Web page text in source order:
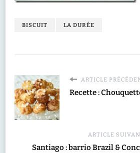
BISCUIT LA DURÉE
ARTICLE
Recette :
ARTICLE
Santiago : barrio Brazil &